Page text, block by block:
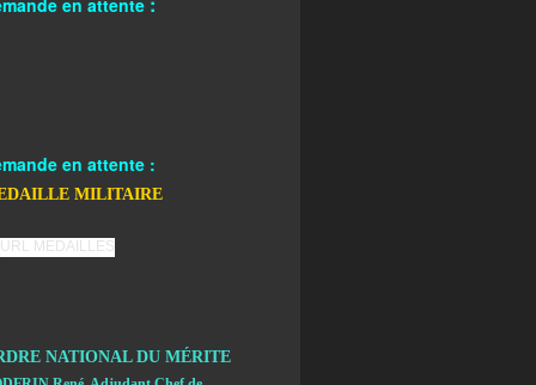
en attente
en attente :
MILITAIRE
NATIONAL DU MÉRITE